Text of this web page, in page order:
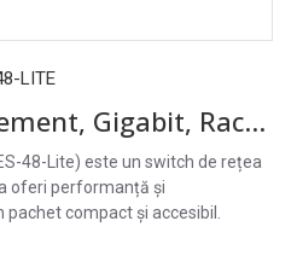
LITE
Switch cu Management, Gigabit, Rackabil 1U, 48 x RJ45, 2 x SFP, 2 x SFP+, 1 x Serial RJ45, EdgeSwitch 48 Lite Ubiquiti - ES-48-Lite
48-Lite) este un switch de rețea
oferi performanță și
compact și accesibil.